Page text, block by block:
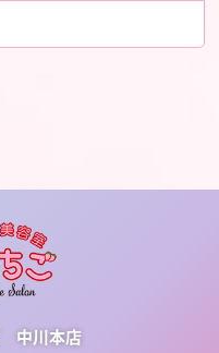
中川本店